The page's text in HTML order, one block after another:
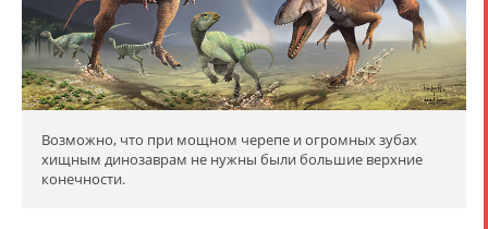
Возможно, что при мощном черепе и огромных зубах
хищным динозаврам не нужны были большие верхние
конечности.